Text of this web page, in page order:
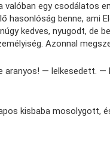
valóban egy csodálatos
hasonlóság benne, ami
kedves, nyugodt, de
Azonnal
aranyos! — lelkesedett. —
kisbaba mosolygott,